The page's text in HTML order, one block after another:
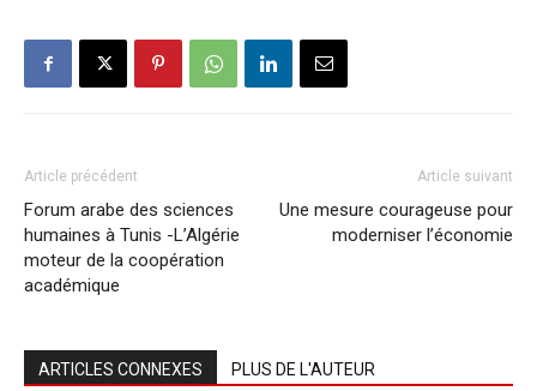
Article précédent
Forum arabe des sciences
humaines à Tunis -L’Algérie
moteur de la coopération
académique
Article suivant
Une mesure courageuse pour
moderniser l’économie
ARTICLES CONNEXES PLUS DE L'AUTEUR